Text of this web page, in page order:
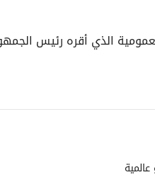
الذي أقره رئيس